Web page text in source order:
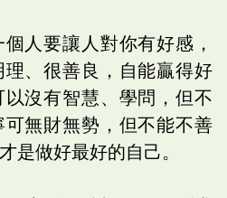
人要讓人對你有好感，
、很善良，自能贏得好
沒有智慧、學問，但不
無財無勢，但不能不善
是做好最好的自己。